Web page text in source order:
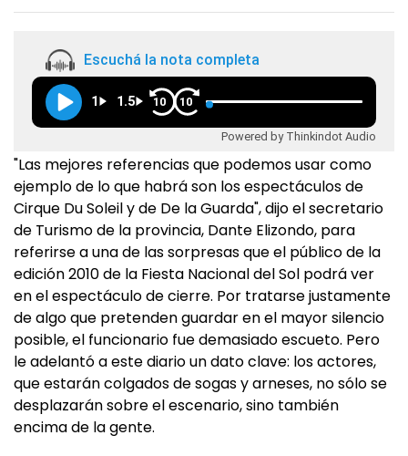
Escuchá la nota completa
1 1.5 10 10
Powered by Thinkindot Audio
"Las mejores referencias que podemos usar como
ejemplo de lo que habrá son los espectáculos de
Cirque Du Soleil y de De la Guarda", dijo el secretario
de Turismo de la provincia, Dante Elizondo, para
referirse a una de las sorpresas que el público de la
edición 2010 de la Fiesta Nacional del Sol podrá ver
en el espectáculo de cierre. Por tratarse justamente
de algo que pretenden guardar en el mayor silencio
posible, el funcionario fue demasiado escueto. Pero
le adelantó a este diario un dato clave: los actores,
que estarán colgados de sogas y arneses, no sólo se
desplazarán sobre el escenario, sino también
encima de la gente.